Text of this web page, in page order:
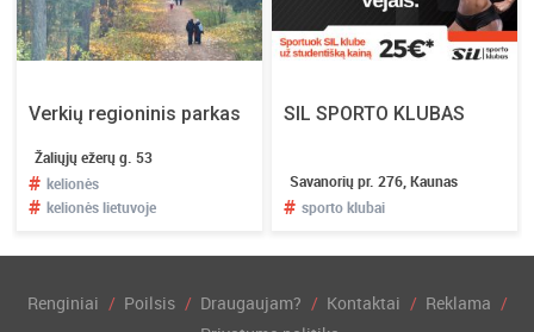
Verkių regioninis parkas
Žaliųjų ežerų g. 53
# kelionės
# kelionės lietuvoje
SIL SPORTO KLUBAS
Savanorių pr. 276, Kaunas
# sporto klubai
Renginiai Poilsis Draugaujam? Kontaktai
Reklama